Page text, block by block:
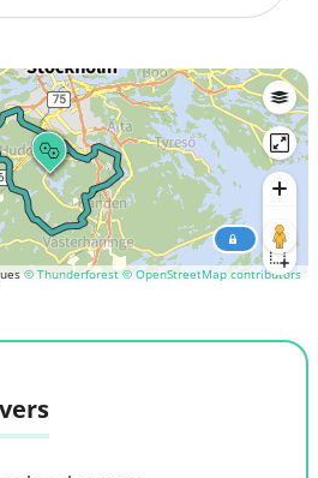
© Thunderforest © OpenStreetMap contributors